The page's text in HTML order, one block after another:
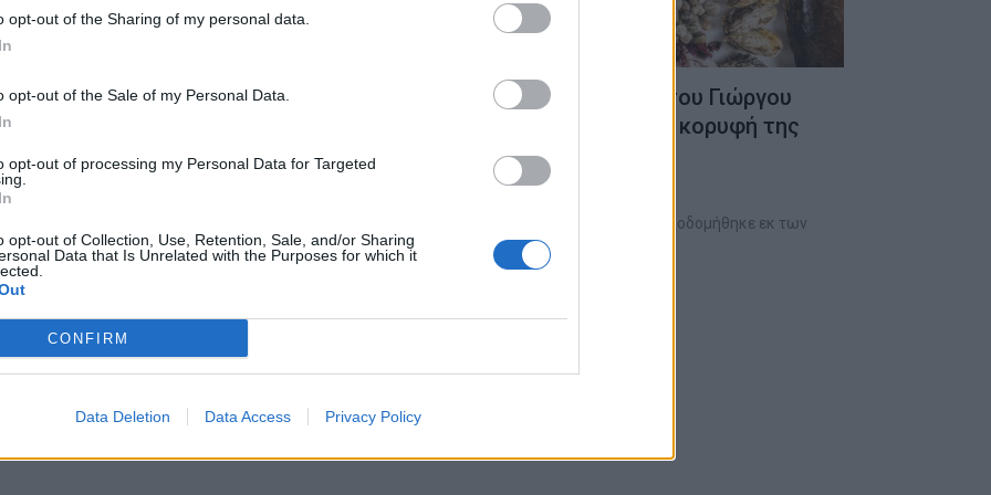
opt-out of the Sharing of my personal data.
opt-out of the Sale of my Personal Data.
opt-out of processing my Personal Data for Targeted
opt-out of Collection, Use, Retention, Sale, and/or Sharing
Data that Is Unrelated with the Purposes for which it
CONFIRM
Data Deletion Data Access Privacy Policy
για το luxury
δεν είναι να
Η Astir Marina έχει
της Αθηναϊκής Ριβιέρας: έναν
και η θάλασσα
περισσότερο το Capri παρά
είναι σχεδιασμένη για
επισκεφθείς. Αυτός ο
ο χάρτης για να πλοηγηθείς
Η συνέπεια της θάλασσας: Η διαδρομή του Γιώργου
Παπαϊωάννου από το Μικρολίμανο στην κορυφή της
ελληνικής ψαροφαγίας
Η σχέση του Γιώργου Παπαϊωάννου με τη θάλασσα δεν οικοδομήθηκε εκ των
υστέρων ως αφήγημα…